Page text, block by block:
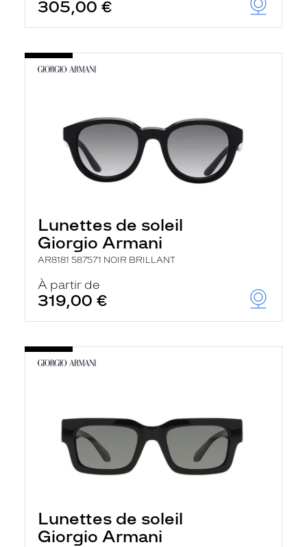
305,00 €
Lunettes de soleil
Giorgio Armani
AR8181 587571 NOIR BRILLANT
À partir de
319,00 €
Lunettes de soleil
Giorgio Armani